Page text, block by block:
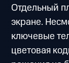
Отдельный
экране.
ключевые
цветовая